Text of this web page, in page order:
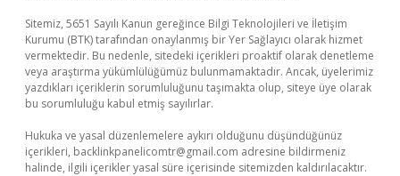
Sitemiz, 5651 Sayılı Kanun gereğince Bilgi Teknolojileri ve İletişim
Kurumu (BTK) tarafından onaylanmış bir Yer Sağlayıcı olarak hizmet
vermektedir. Bu nedenle, sitedeki içerikleri proaktif olarak denetleme
veya araştırma yükümlülüğümüz bulunmamaktadır. Ancak, üyelerimiz
yazdıkları içeriklerin sorumluluğunu taşımakta olup, siteye üye olarak
bu sorumluluğu kabul etmiş sayılırlar.
Hukuka ve yasal düzenlemelere aykırı olduğunu düşündüğünüz
içerikleri, backlinkpanelicomtr@gmail.com adresine bildirmeniz
halinde, ilgili içerikler yasal süre içerisinde sitemizden kaldırılacaktır.